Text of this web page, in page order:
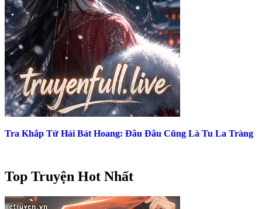
Tra Khắp Tứ Hải Bát Hoang: Đâu Đâu Cũng Là Tu La Tràng
Top Truyện Hot Nhất